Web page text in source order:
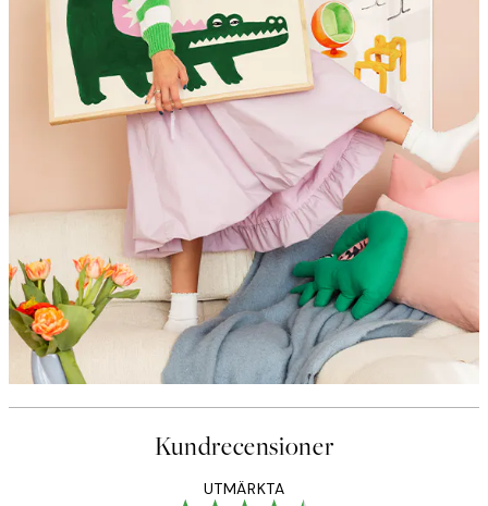
Kundrecensioner
UTMÄRKTA